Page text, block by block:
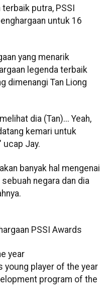
putra, PSSI
untuk 16
yang menarik
legenda terbaik
dimenangi Tan Liong
dia (Tan)... Yeah,
kemari untuk
ucap Jay.
banyak hal mengenai
negara dan dia
PSSI Awards
year
young player of the year
program of the